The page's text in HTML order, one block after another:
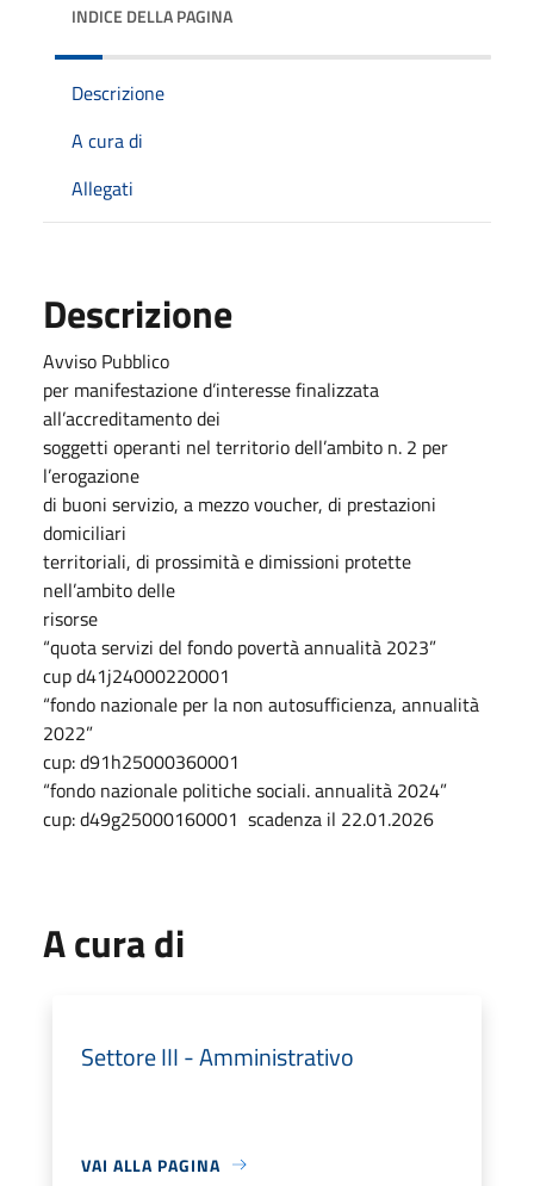
INDICE DELLA PAGINA
Descrizione
A cura di
Allegati
Descrizione
Avviso Pubblico
per manifestazione d’interesse finalizzata
all’accreditamento dei
soggetti operanti nel territorio dell’ambito n. 2 per
l’erogazione
di buoni servizio, a mezzo voucher, di prestazioni
domiciliari
territoriali, di prossimità e dimissioni protette
nell’ambito delle
risorse
“quota servizi del fondo povertà annualità 2023”
cup d41j24000220001
“fondo nazionale per la non autosufficienza, annualità
2022”
cup: d91h25000360001
“fondo nazionale politiche sociali. annualità 2024”
cup: d49g25000160001 scadenza il 22.01.2026
A cura di
Settore III - Amministrativo
VAI ALLA PAGINA